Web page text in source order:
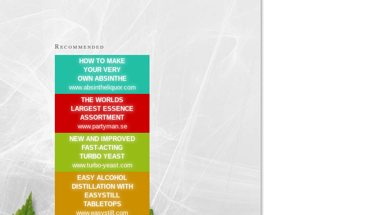
Recommended
HOW TO MAKE
YOUR VERY
OWN ABSINTHE
www.absintheliquor.com
THE WORLDS
LARGEST ESSENCE
ASSORTMENT
www.partyman.se
NEW AND IMPROVED
FAST-ACTING
TURBO YEAST
www.turbo-yeast.com
EASY ALCOHOL
DISTILLATION WITH
EASYSTILL
TABLETOPS
www.easystill.com